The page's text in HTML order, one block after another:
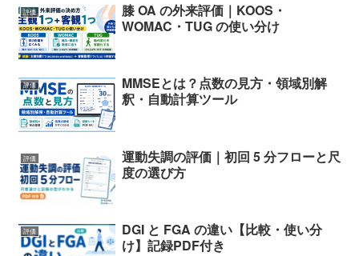
評価
膝 OA の外来評価｜KOOS・
WOMAC・TUG の使い分け
評価
MMSEとは？点数の見方・領域別解
釈・自動計算ツール
評価
運動失調の評価｜初回 5 分フローと尺
度の選び方
評価
DGI と FGA の違い【比較・使い分
け】記録PDF付き